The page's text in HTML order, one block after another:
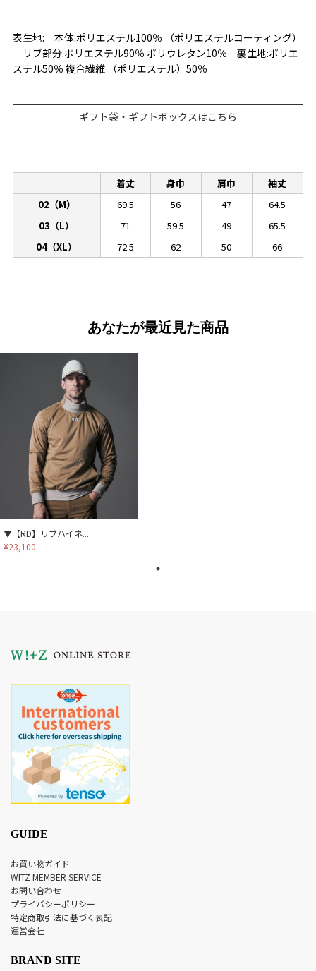
表生地: 本体:ポリエステル100％ （ポリエステルコーティング）
リブ部分:ポリエステル90％ ポリウレタン10％ 裏生地:ポリエ
ステル50％ 複合繊維 （ポリエステル）50％
ギフト袋・ギフトボックスはこちら
着丈 身巾 肩巾
袖丈
02（M）
69.5 56 47
64.5
03（L）
71 59.5 49
65.5
04（XL）
72.5 62 50 66
あなたが最近見た商品
▼【RD】リブハイネ...
¥23,100
GUIDE
お買い物ガイド
WITZ MEMBER SERVICE
お問い合わせ
プライバシーポリシー
特定商取引法に基づく表記
運営会社
BRAND SITE